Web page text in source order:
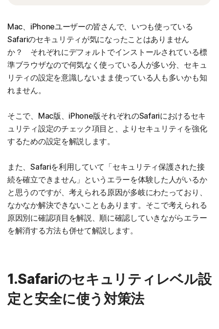
Mac、iPhoneユーザーの皆さんで、いつも使っている
Safariのセキュリティが気になったことはありません
か？ それぞれにデフォルトでインストールされている標
準ブラウザなので何気なく使っている人が多い分、セキュ
リティの設定を意識しないまま使っている人も多いかも知
れません。
そこで、Mac版、iPhone版それぞれのSafariにおけるセキ
ュリティ設定のチェック項目と、よりセキュリティを強化
するための設定を解説します。
また、Safariを利用していて「セキュリティ保護された接
続を確立できません」というエラーを体験した人がいるか
と思うのですが、考えられる原因が多岐にわたっており、
なかなか解決できないこともあります。そこで考えられる
原因別に確認項目を解説、順に確認していきながらエラー
を解消する方法も併せて解説します。
1.Safariのセキュリティレベル設
定と安全に使う対策法